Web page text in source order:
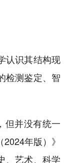
认识其结构现
检测鉴定、智
但并没有统一
年版）》
、艺术、科学